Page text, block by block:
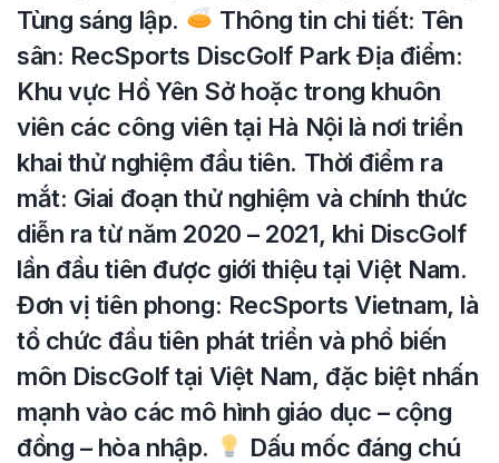
Tùng sáng lập.
Thông tin chi tiết: Tên
sân: RecSports DiscGolf Park Địa điểm:
Khu vực Hồ Yên Sở hoặc trong khuôn
viên các công viên tại Hà Nội là nơi triển
khai thử nghiệm đầu tiên. Thời điểm ra
mắt: Giai đoạn thử nghiệm và chính thức
diễn ra từ năm 2020 – 2021, khi DiscGolf
lần đầu tiên được giới thiệu tại Việt Nam.
Đơn vị tiên phong: RecSports Vietnam, là
tổ chức đầu tiên phát triển và phổ biến
môn DiscGolf tại Việt Nam, đặc biệt nhấn
mạnh vào các mô hình giáo dục – cộng
đồng – hòa nhập.
Dấu mốc đáng chú